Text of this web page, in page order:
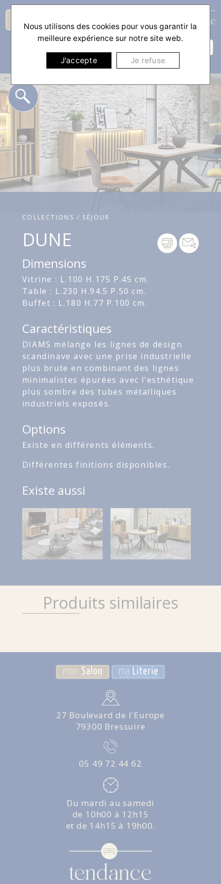
☰
COLLECTIONS / SÉJOUR
DUNE
Dimensions
Vitrine : L.100 H.175 P.45 cm.
Table : L.230 H.94.5 P.50 cm.
Buffet : L.180 H.77 P.100 cm.
Caractéristiques
DIAMS mélange les lignes de design
scandinave avec une prise industrielle
plus brute en combinant des lignes
minimalistes épurées avec l’esthétique
plus sombre des tubes métalliques
industriels exposés.
Options
Existe en différents éléments.
Différentes finitions disponibles.
Existe aussi
Produits similaires
27 Boulevard de l'Europe
79300 Bressuire
05 49 72 44 62
Du mardi au samedi
de 10h00 à 12h15
et de 14h15 à 19h00.
Nous utilisons des cookies pour vous garantir la
meilleure expérience sur notre site web.
J'accepte Je refuse